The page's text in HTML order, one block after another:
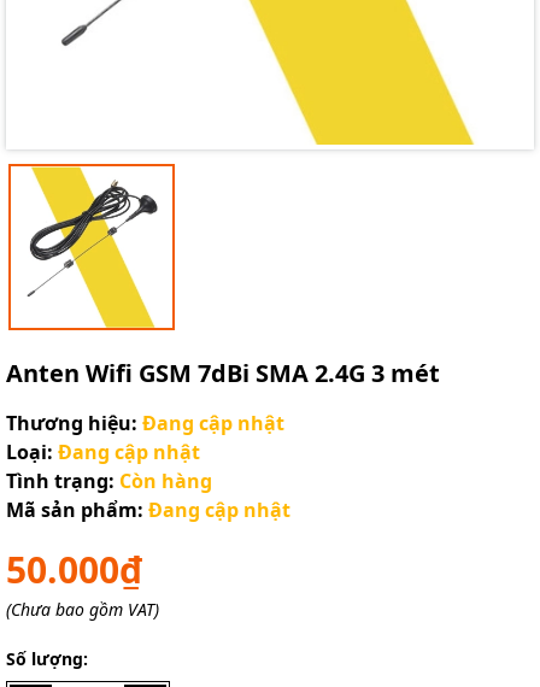
Anten Wifi GSM 7dBi SMA 2.4G 3 mét
Thương hiệu: Đang cập nhật
Loại: Đang cập nhật
Tình trạng: Còn hàng
Mã sản phẩm: Đang cập nhật
50.000₫
(Chưa bao gồm VAT)
Số lượng:
Điều kiện: